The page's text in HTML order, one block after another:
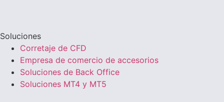
Soluciones
Corretaje de CFD
Empresa de comercio de accesorios
Soluciones de Back Office
Soluciones MT4 y MT5